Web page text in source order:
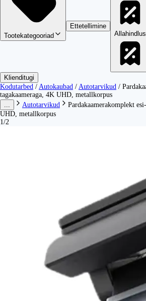
Tootekategooriad
Ettetellimine
Allahindlus
Klienditugi
Kodutarbed / Autokaubad / Autotarvikud /
tagakaameraga, 4K UHD, metallkorpus
Autotarvikud
Pardakaamerakomplekt
UHD, metallkorpus
1/2